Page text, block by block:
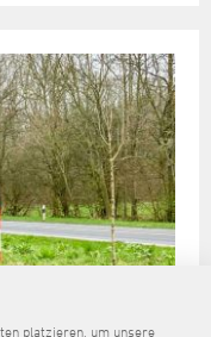
platzieren, um unsere